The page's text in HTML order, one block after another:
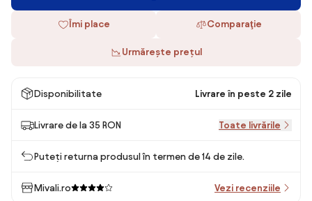
Îmi place Comparaţie
Urmărește prețul
Disponibilitate Livrare în peste 2 zile
Livrare de la 35 RON Toate livrările
Puteți returna produsul în termen de 14 de zile.
Mivali.ro Vezi recenziile